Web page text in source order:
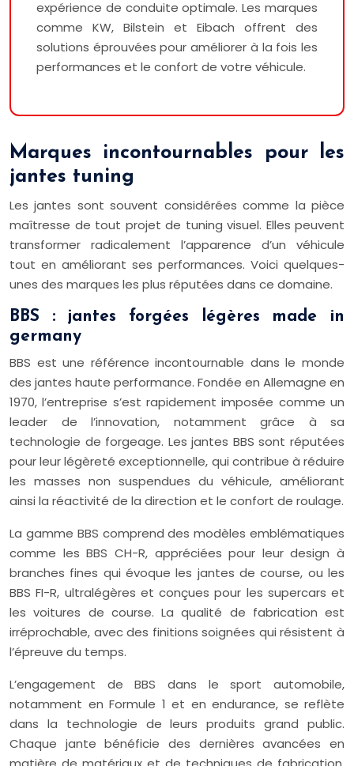
expérience de conduite optimale. Les marques
comme KW, Bilstein et Eibach offrent des
solutions éprouvées pour améliorer à la fois les
performances et le confort de votre véhicule.
Marques incontournables pour les
jantes tuning
Les jantes sont souvent considérées comme la pièce
maîtresse de tout projet de tuning visuel. Elles peuvent
transformer radicalement l’apparence d’un véhicule
tout en améliorant ses performances. Voici quelques-
unes des marques les plus réputées dans ce domaine.
BBS : jantes forgées légères made in
germany
BBS est une référence incontournable dans le monde
des jantes haute performance. Fondée en Allemagne en
1970, l’entreprise s’est rapidement imposée comme un
leader de l’innovation, notamment grâce à sa
technologie de forgeage. Les jantes BBS sont réputées
pour leur légèreté exceptionnelle, qui contribue à réduire
les masses non suspendues du véhicule, améliorant
ainsi la réactivité de la direction et le confort de roulage.
La gamme BBS comprend des modèles emblématiques
comme les BBS CH-R, appréciées pour leur design à
branches fines qui évoque les jantes de course, ou les
BBS FI-R, ultralégères et conçues pour les supercars et
les voitures de course. La qualité de fabrication est
irréprochable, avec des finitions soignées qui résistent à
l’épreuve du temps.
L’engagement de BBS dans le sport automobile,
notamment en Formule 1 et en endurance, se reflète
dans la technologie de leurs produits grand public.
Chaque jante bénéficie des dernières avancées en